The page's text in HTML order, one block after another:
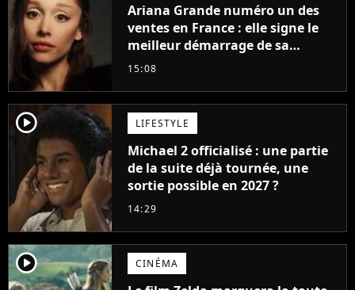
Ariana Grande numéro un des
ventes en France : elle signe le
meilleur démarrage de sa
carrière avec son album Petal
15:08
player2 LIFESTYLE
Michael 2 officialisé : une partie
de la suite déjà tournée, une
sortie possible en 2027 ?
14:29
player2 CINÉMA